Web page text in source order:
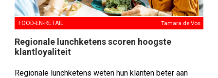
FOOD-EN-RETAIL Tamara de Vos
Regionale lunchketens scoren hoogste
klantloyaliteit
Regionale lunchketens weten hun klanten beter aan